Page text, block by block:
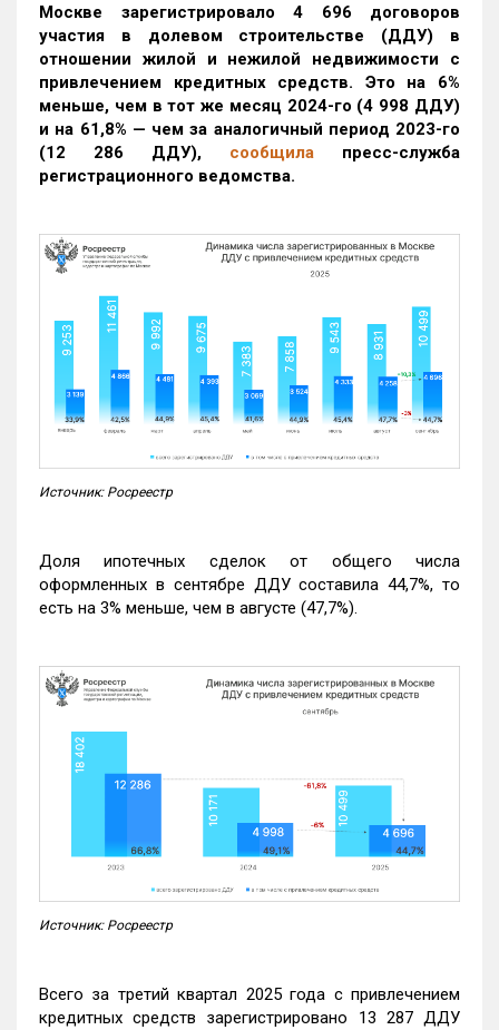
Москве зарегистрировало 4 696 договоров
участия в долевом строительстве (ДДУ) в
отношении жилой и нежилой недвижимости с
привлечением кредитных средств. Это на 6%
меньше, чем в тот же месяц 2024-го (4 998 ДДУ)
и на 61,8% — чем за аналогичный период 2023-го
(12 286 ДДУ), сообщила пресс-служба
регистрационного ведомства.
Источник: Росреестр
Доля ипотечных сделок от общего числа
оформленных в сентябре ДДУ составила 44,7%, то
есть на 3% меньше, чем в августе (47,7%).
Источник: Росреестр
Всего за третий квартал 2025 года с привлечением
кредитных средств зарегистрировано 13 287 ДДУ